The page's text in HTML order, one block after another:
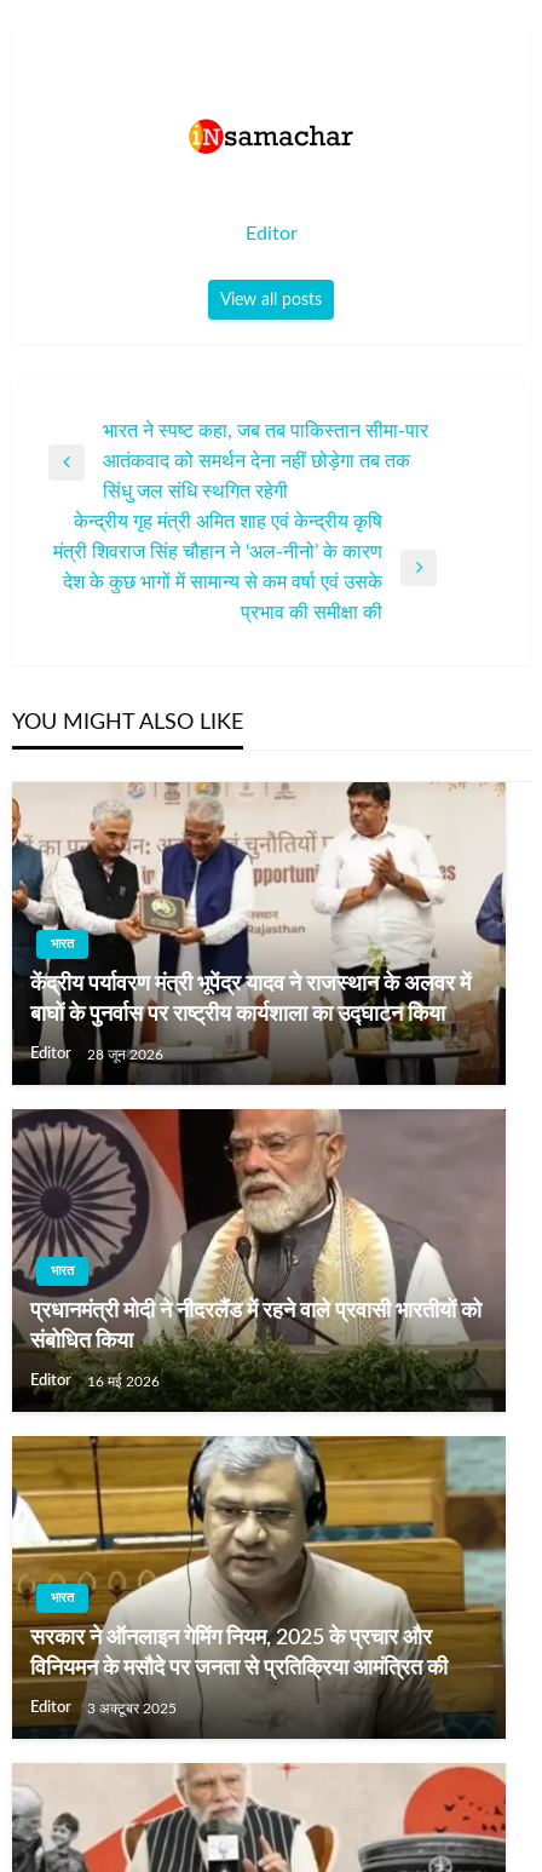
Editor
View all posts
नेविगेशन
भारत ने स्पष्ट कहा, जब तब पाकिस्तान सीमा-पार
आतंकवाद को समर्थन देना नहीं छोड़ेगा तब तक
सिंधु जल संधि स्थगित रहेगी
Next
केन्द्रीय गृह मंत्री अमित शाह एवं केन्द्रीय कृषि
मंत्री शिवराज सिंह चौहान ने ‘अल-नीनो’ के कारण
देश के कुछ भागों में सामान्य से कम वर्षा एवं उसके
प्रभाव की समीक्षा की
YOU MIGHT ALSO LIKE
भारत
केंद्रीय पर्यावरण मंत्री भूपेंद्र यादव ने राजस्थान के अलवर में
बाघों के पुनर्वास पर राष्ट्रीय कार्यशाला का उद्घाटन किया
Editor 28 जून 2026
भारत
प्रधानमंत्री मोदी ने नीदरलैंड में रहने वाले प्रवासी भारतीयों को
संबोधित किया
Editor 16 मई 2026
भारत
सरकार ने ऑनलाइन गेमिंग नियम, 2025 के प्रचार और
विनियमन के मसौदे पर जनता से प्रतिक्रिया आमंत्रित की
Editor 3 अक्टूबर 2025